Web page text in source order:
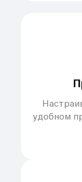
удобном